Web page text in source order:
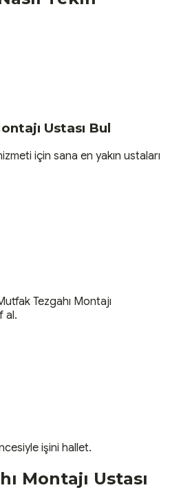
Ustası Bul
için sana en yakın ustaları
Tezgahı Montajı
al.
işini hallet.
Montajı Ustası